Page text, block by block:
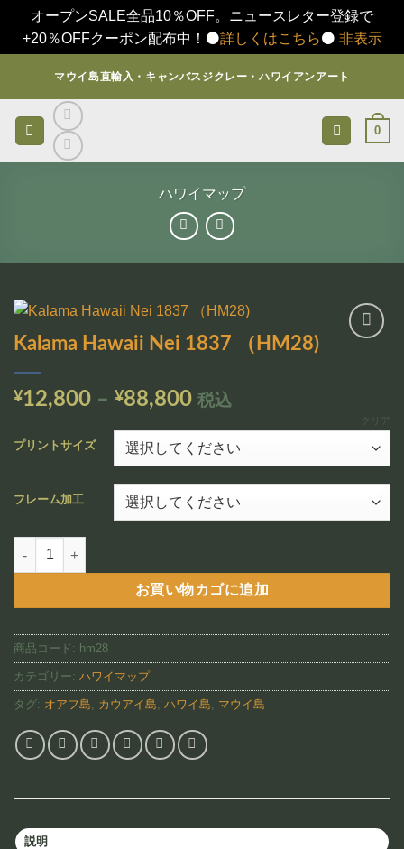
オープンSALE全品10％OFF。ニュースレター登録で
+20％OFFクーポン配布中！⚫️詳しくはこちら⚫️ 非表示
マウイ島直輸入・キャンバスジクレー・ハワイアンアート
0
ハワイマップ
Kalama Hawaii Nei 1837 （HM28)
¥12,800 – ¥88,800価
帯:
¥12,800
–
¥88,800
税込
プリントサイズ
フレーム加工
クリア
Kalama Hawaii Nei 1837 （HM28)個
お買い物カゴに追加
商品コード: hm28
カテゴリー: ハワイマップ
タグ: オアフ島, カウアイ島, ハワイ島, マウイ島
説明